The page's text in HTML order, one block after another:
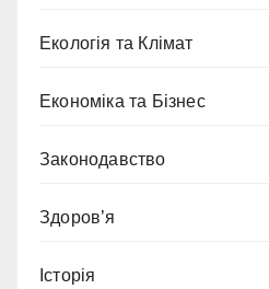
Екологія та Клімат
Економіка та Бізнес
Законодавство
Здоров’я
Історія